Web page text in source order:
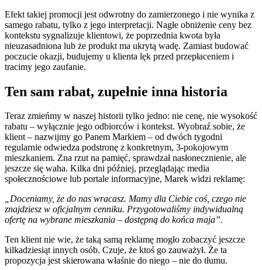
Efekt takiej promocji jest odwrotny do zamierzonego i nie wynika z
samego rabatu, tylko z jego interpretacji. Nagłe obniżenie ceny bez
kontekstu sygnalizuje klientowi, że poprzednia kwota była
nieuzasadniona lub że produkt ma ukrytą wadę. Zamiast budować
poczucie okazji, budujemy u klienta lęk przed przepłaceniem i
tracimy jego zaufanie.
Ten sam rabat, zupełnie inna historia
Teraz zmieńmy w naszej historii tylko jedno: nie cenę, nie wysokość
rabatu – wyłącznie jego odbiorców i kontekst. Wyobraź sobie, że
klient – nazwijmy go Panem Markiem – od dwóch tygodni
regularnie odwiedza podstronę z konkretnym, 3-pokojowym
mieszkaniem. Zna rzut na pamięć, sprawdzał nasłonecznienie, ale
jeszcze się waha. Kilka dni później, przeglądając media
społecznościowe lub portale informacyjne, Marek widzi reklamę:
„Doceniamy, że do nas wracasz. Mamy dla Ciebie coś, czego nie
znajdziesz w oficjalnym cenniku. Przygotowaliśmy indywidualną
ofertę na wybrane mieszkania – dostępną do końca maja”.
Ten klient nie wie, że taką samą reklamę mogło zobaczyć jeszcze
kilkadziesiąt innych osób. Czuje, że ktoś go zauważył. Że ta
propozycja jest skierowana właśnie do niego – nie do tłumu.